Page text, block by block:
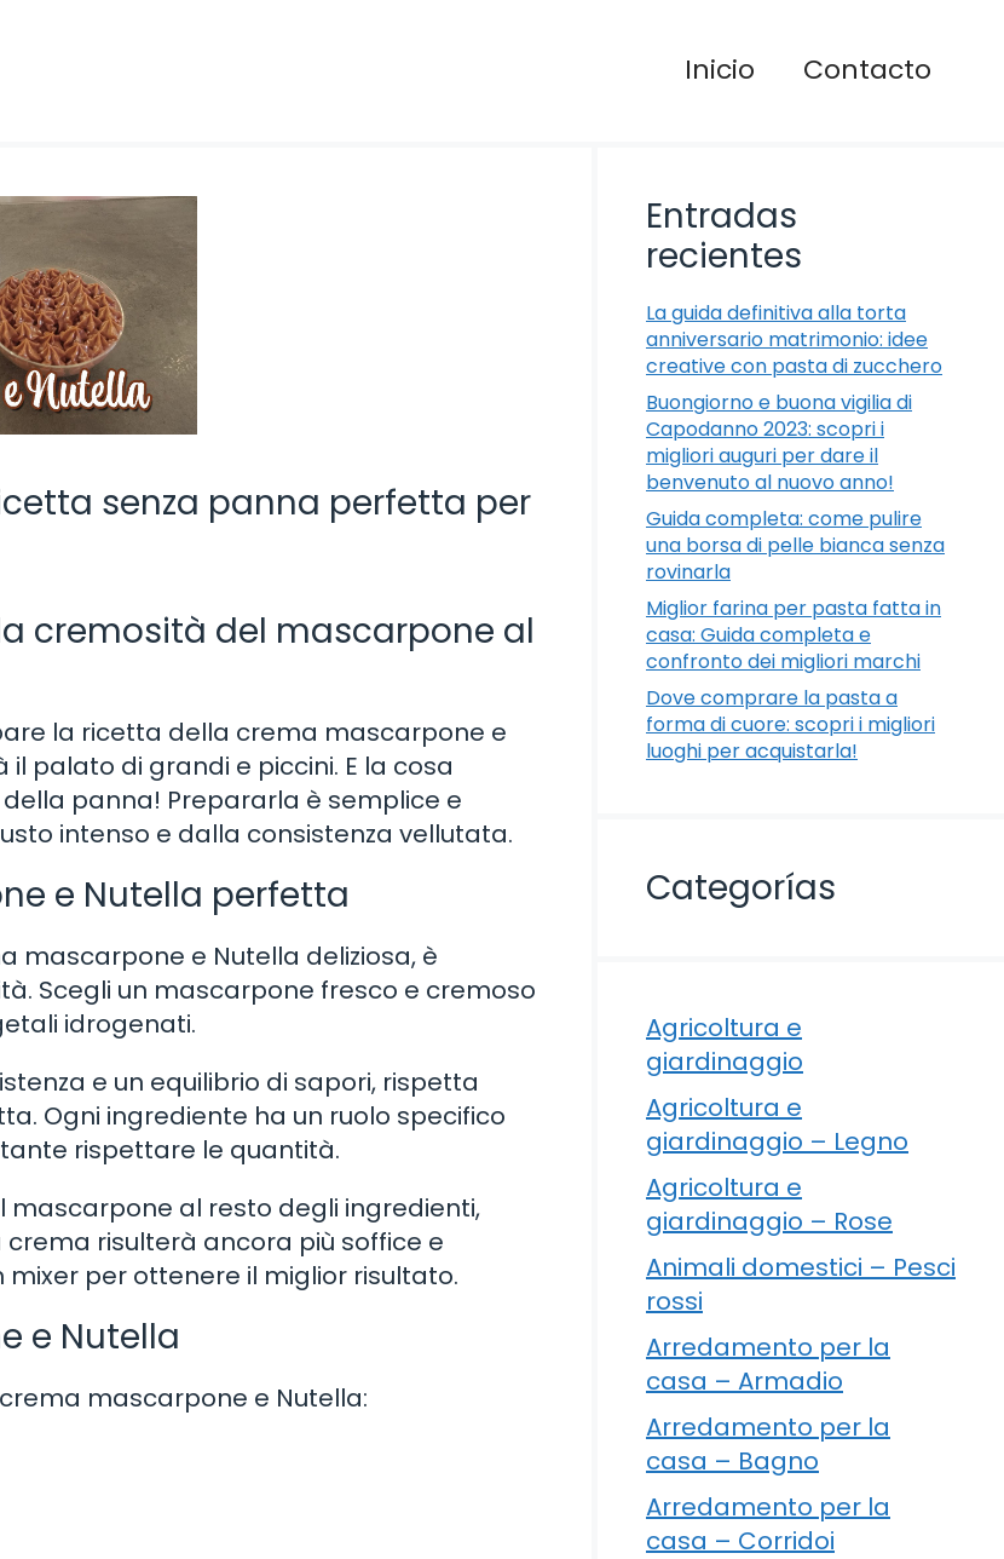
Inicio Contacto
senza panna perfetta per
cremosità del mascarpone al
la ricetta della crema mascarpone e
il palato di grandi e piccini. E la cosa
panna! Prepararla è semplice e
intenso e dalla consistenza vellutata.
e Nutella perfetta
mascarpone e Nutella deliziosa, è
Scegli un mascarpone fresco e cremoso
idrogenati.
e un equilibrio di sapori, rispetta
Ogni ingrediente ha un ruolo specifico
rispettare le quantità.
mascarpone al resto degli ingredienti,
risulterà ancora più soffice e
per ottenere il miglior risultato.
e Nutella
mascarpone e Nutella:
Entradas
recientes
La guida definitiva alla torta
anniversario matrimonio: idee
creative con pasta di zucchero
Buongiorno e buona vigilia di
Capodanno 2023: scopri i
migliori auguri per dare il
benvenuto al nuovo anno!
Guida completa: come pulire
una borsa di pelle bianca senza
rovinarla
Miglior farina per pasta fatta in
casa: Guida completa e
confronto dei migliori marchi
Dove comprare la pasta a
forma di cuore: scopri i migliori
luoghi per acquistarla!
Categorías
Agricoltura e
giardinaggio
Agricoltura e
giardinaggio – Legno
Agricoltura e
giardinaggio – Rose
Animali domestici – Pesci
rossi
Arredamento per la
casa – Armadio
Arredamento per la
casa – Bagno
Arredamento per la
casa – Corridoi